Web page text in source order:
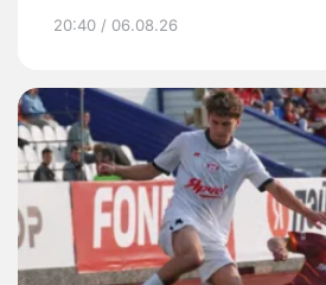
20:40 / 06.08.26